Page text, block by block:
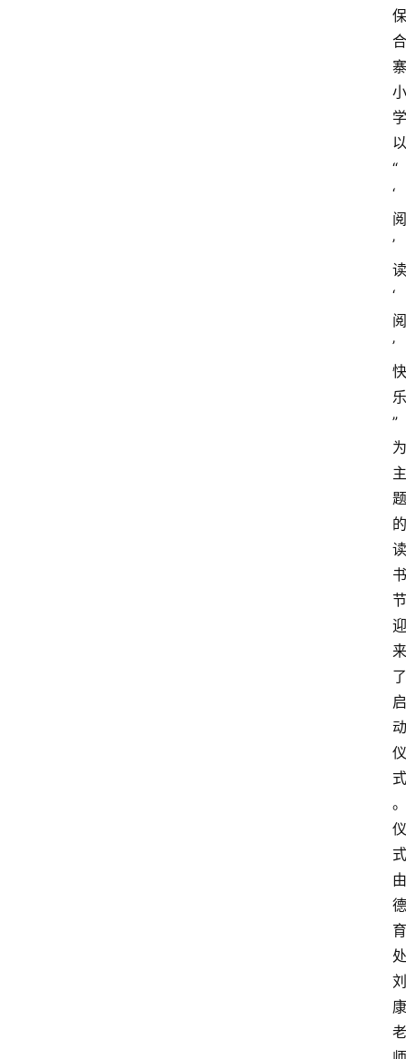
保
合
寨
小
学
以
“
‘
阅
’
读
‘
阅
’
快
乐
”
为
主
题
的
读
书
节
迎
来
了
启
动
仪
式
。
仪
式
由
德
育
处
刘
康
老